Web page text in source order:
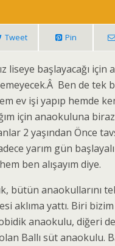
Tweet Pin
liseye başlayacağı için
Ben de tek
ev işi yapıp hemde
için anaokuluna biraz
2 yaşından Önce
yarım gün
ben alışayım diye.
bütün anaokullarını
aklıma yattı. Biri
anaokulu, diğeri
Ballı süt anaokulu.